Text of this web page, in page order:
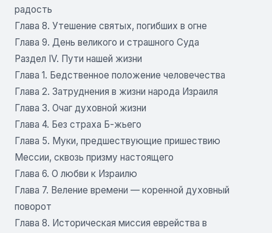
радость
Глава 8. Утешение святых, погибших в огне
Глава 9. День великого и страшного Суда
Раздел IV. Пути нашей жизни
Глава 1. Бедственное положение человечества
Глава 2. Затруднения в жизни народа Израиля
Глава 3. Очаг духовной жизни
Глава 4. Без страха Б-жьего
Глава 5. Муки, предшествующие пришествию
Мессии, сквозь призму настоящего
Глава 6. О любви к Израилю
Глава 7. Веление времени — коренной духовный
поворот
Глава 8. Историческая миссия еврейства в